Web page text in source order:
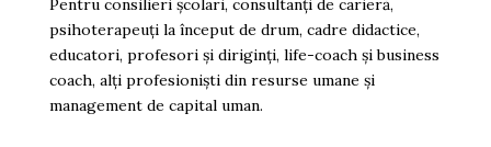
Pentru consilieri școlari, consultanți de carieră,
psihoterapeuți la început de drum, cadre didactice,
educatori, profesori și diriginți, life-coach și business
coach, alți profesioniști din resurse umane și
management de capital uman.